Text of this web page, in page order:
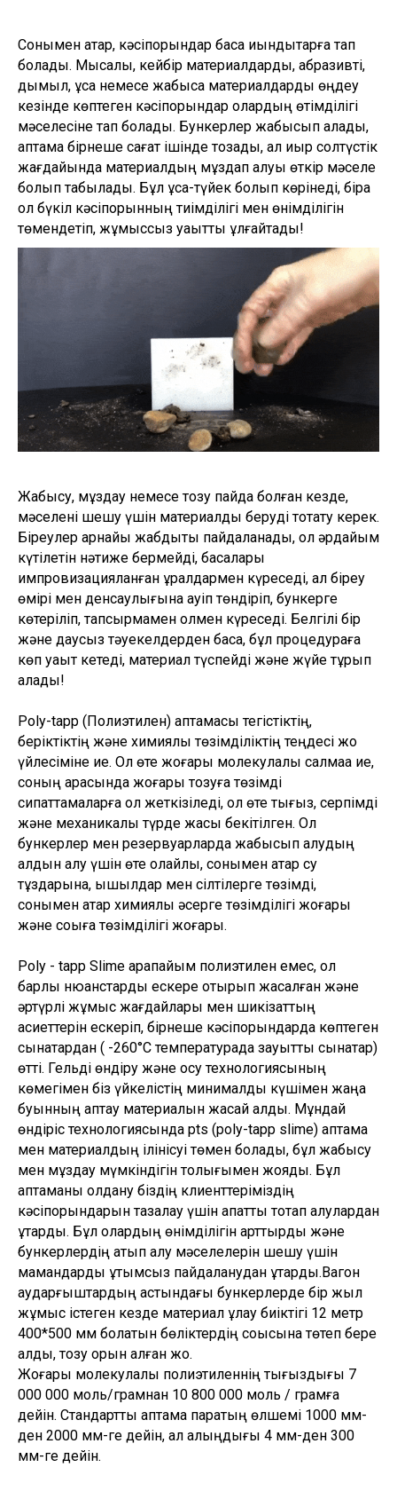
Сонымен қатар, кәсіпорындар басқа қиындықтарға тап
болады. Мысалы, кейбір материалдарды, абразивті,
дымқыл, ұсақ немесе жабысқақ материалдарды өңдеу
кезінде көптеген кәсіпорындар олардың өтімділігі
мәселесіне тап болады. Бункерлер жабысып қалады,
қаптама бірнеше сағат ішінде тозады, ал қиыр солтүстік
жағдайында материалдың мұздап қалуы өткір мәселе
болып табылады. Бұл ұсақ-түйек болып көрінеді, бірақ
ол бүкіл кәсіпорынның тиімділігі мен өнімділігін
төмендетіп, жұмыссыз уақытты ұлғайтады!
Жабысу, мұздау немесе тозу пайда болған кезде,
мәселені шешу үшін материалды беруді тоқтату керек.
Біреулер арнайы жабдықты пайдаланады, ол әрдайым
күтілетін нәтиже бермейді, басқалары
импровизацияланған құралдармен күреседі, ал біреу
өмірі мен денсаулығына қауіп төндіріп, бункерге
көтеріліп, тапсырмамен қолмен күреседі. Белгілі бір
және даусыз тәуекелдерден басқа, бұл процедураға
көп уақыт кетеді, материал түспейді және жүйе тұрып
қалады!
Poly-tapp (Полиэтилен) қаптамасы тегістіктің,
беріктіктің және химиялық төзімділіктің теңдесі жоқ
үйлесіміне ие. Ол өте жоғары молекулалық салмаққа ие,
соның арқасында жоғары тозуға төзімді
сипаттамаларға қол жеткізіледі, ол өте тығыз, серпімді
және механикалық түрде жақсы бекітілген. Ол
бункерлер мен резервуарларда жабысып қалудың
алдын алу үшін өте қолайлы, сонымен қатар су
тұздарына, қышқылдар мен сілтілерге төзімді,
сонымен қатар химиялық әсерге төзімділігі жоғары
және соққыға төзімділігі жоғары.
Poly - tapp Slime қарапайым полиэтилен емес, ол
барлық нюанстарды ескере отырып жасалған және
әртүрлі жұмыс жағдайлары мен шикізаттың
қасиеттерін ескеріп, бірнеше кәсіпорындарда көптеген
сынақтардан ( -260°C температурада зауыттық сынақтар)
өтті. Гельді өндіру және қосу технологиясының
көмегімен біз үйкелістің минималды күшімен жаңа
буынның қаптау материалын жасай алдық. Мұндай
өндіріс технологиясында pts (poly-tapp slime) қаптама
мен материалдың ілінісуі төмен болады, бұл жабысу
мен мұздау мүмкіндігін толығымен жояды. Бұл
қаптаманы қолдану біздің клиенттеріміздің
кәсіпорындарын тазалау үшін апаттық тоқтап қалулардан
құтқарды. Бұл олардың өнімділігін арттырды және
бункерлердің қатып қалу мәселелерін шешу үшін
мамандарды ұтымсыз пайдаланудан құтқарды.Вагон
аударғыштардың астындағы бункерлерде бір жыл
жұмыс істеген кезде материал құлау биіктігі 12 метр
400*500 мм болатын бөліктердің соққысына төтеп бере
алды, тозу орын алған жоқ.
Жоғары молекулалы полиэтиленнің тығыздығы 7
000 000 моль/грамнан 10 800 000 моль / грамға
дейін. Стандартты қаптама парақтың өлшемі 1000 мм-
ден 2000 мм-ге дейін, ал қалыңдығы 4 мм-ден 300
мм-ге дейін.